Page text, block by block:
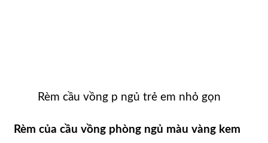
Rèm cầu vồng p ngủ trẻ em nhỏ gọn
Rèm của cầu vồng phòng ngủ màu vàng kem